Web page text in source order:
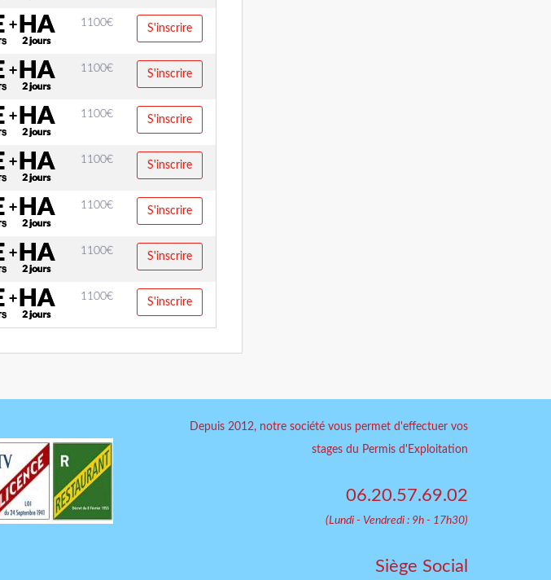
1100€ S'inscrire
1100€ S'inscrire
1100€ S'inscrire
1100€ S'inscrire
1100€ S'inscrire
1100€ S'inscrire
1100€ S'inscrire
Depuis 2012, notre société vous permet d'effectuer vos
stages du Permis d'Exploitation
06.20.57.69.02
(Lundi - Vendredi : 9h - 17h30)
Siège Social